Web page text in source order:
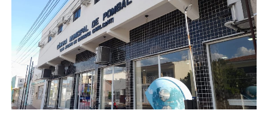
ENTRETENIMENTO
ENQUETE
TV LPB